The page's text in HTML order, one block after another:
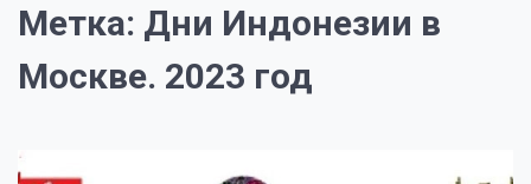
Метка: Дни Индонезии в
Москве. 2023 год